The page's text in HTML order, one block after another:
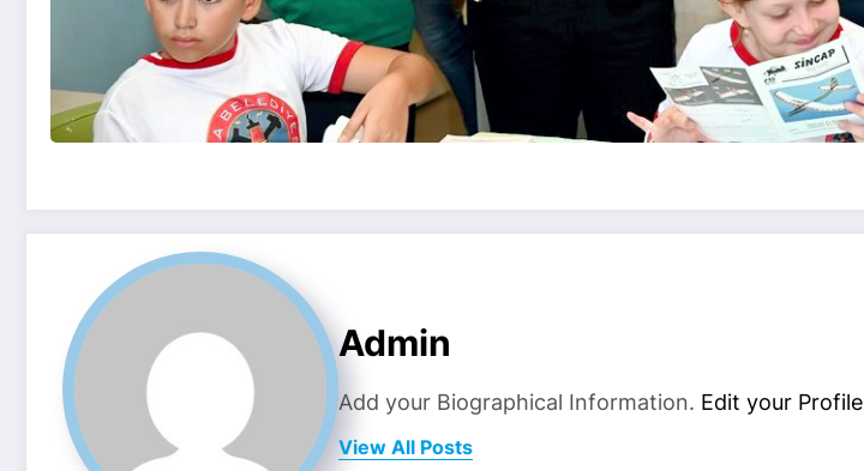
Admin
Add your Biographical Information. Edit your Profile
View All Posts